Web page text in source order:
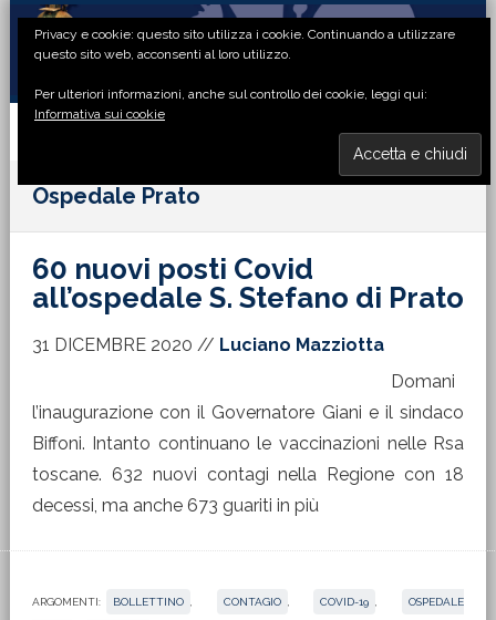
Passa
primaria
Passa
principale
Passa
laterale
Passa
di
Ospedale Prato
60 nuovi posti Covid
all’ospedale S. Stefano di Prato
31 DICEMBRE 2020 // Luciano Mazziotta
Domani
l’inaugurazione con il Governatore Giani e il sindaco
Biffoni. Intanto continuano le vaccinazioni nelle Rsa
toscane. 632 nuovi contagi nella Regione con 18
decessi, ma anche 673 guariti in più
ARGOMENTI: BOLLETTINO CONTAGIO COVID-19 OSPEDALE
Privacy e cookie: questo sito utilizza i cookie. Continuando a utilizzare
questo sito web, acconsenti al loro utilizzo.
Per ulteriori informazioni, anche sul controllo dei cookie, leggi qui:
Informativa sui cookie